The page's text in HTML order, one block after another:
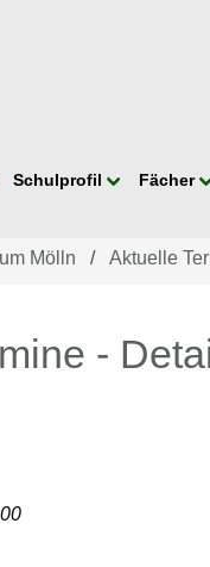
Schulprofil Fächer
Mölln Aktuelle
-